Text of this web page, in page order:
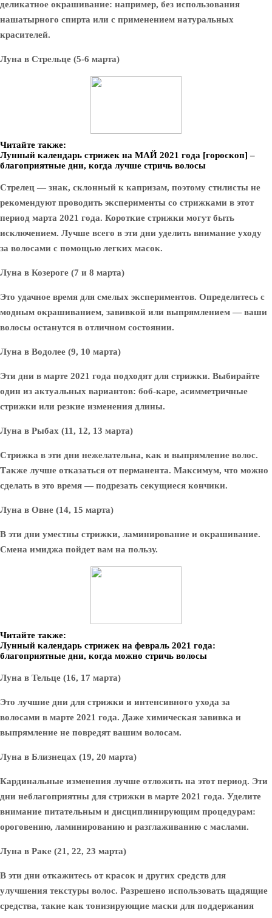
деликатное окрашивание: например, без использования
нашатырного спирта или с применением натуральных
красителей.
Луна в Стрельце (5-6 марта)
Читайте также:
Лунный календарь стрижек на МАЙ 2021 года [гороскоп] –
благоприятные дни, когда лучше стричь волосы
Стрелец — знак, склонный к капризам, поэтому стилисты не
рекомендуют проводить эксперименты со стрижками в этот
период марта 2021 года. Короткие стрижки могут быть
исключением. Лучше всего в эти дни уделить внимание уходу
за волосами с помощью легких масок.
Луна в Козероге (7 и 8 марта)
Это удачное время для смелых экспериментов. Определитесь с
модным окрашиванием, завивкой или выпрямлением — ваши
волосы останутся в отличном состоянии.
Луна в Водолее (9, 10 марта)
Эти дни в марте 2021 года подходят для стрижки. Выбирайте
один из актуальных вариантов: боб-каре, асимметричные
стрижки или резкие изменения длины.
Луна в Рыбах (11, 12, 13 марта)
Стрижка в эти дни нежелательна, как и выпрямление волос.
Также лучше отказаться от перманента. Максимум, что можно
сделать в это время — подрезать секущиеся кончики.
Луна в Овне (14, 15 марта)
В эти дни уместны стрижки, ламинирование и окрашивание.
Смена имиджа пойдет вам на пользу.
Читайте также:
Лунный календарь стрижек на февраль 2021 года:
благоприятные дни, когда можно стричь волосы
Луна в Тельце (16, 17 марта)
Это лучшие дни для стрижки и интенсивного ухода за
волосами в марте 2021 года. Даже химическая завивка и
выпрямление не повредят вашим волосам.
Луна в Близнецах (19, 20 марта)
Кардинальные изменения лучше отложить на этот период. Эти
дни неблагоприятны для стрижки в марте 2021 года. Уделите
внимание питательным и дисциплинирующим процедурам:
ороговению, ламинированию и разглаживанию с маслами.
Луна в Раке (21, 22, 23 марта)
В эти дни откажитесь от красок и других средств для
улучшения текстуры волос. Разрешено использовать щадящие
средства, такие как тонизирующие маски для поддержания